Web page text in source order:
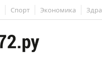
Спорт Экономика